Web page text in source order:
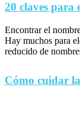
20 claves para
Encontrar el
Hay muchos para
reducido de
Cómo cuidar